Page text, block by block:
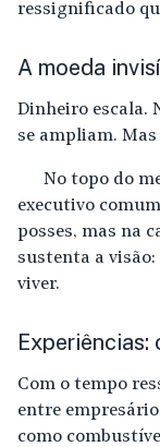
ressignificado
A moeda
Dinheiro escala.
se ampliam. Mas
No topo do
executivo
posses, mas na
sustenta a
viver.
Experiências:
Com o tempo
entre
como